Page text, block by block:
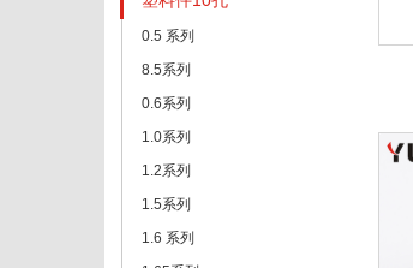
0.5 系列
8.5系列
0.6系列
1.0系列
1.2系列
1.5系列
1.6 系列